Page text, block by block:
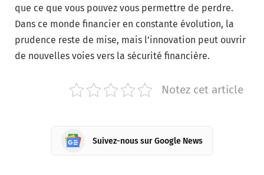
que ce que vous pouvez vous permettre de perdre.
Dans ce monde financier en constante évolution, la
prudence reste de mise, mais l’innovation peut ouvrir
de nouvelles voies vers la sécurité financière.
Notez cet article
Suivez-nous sur Google News